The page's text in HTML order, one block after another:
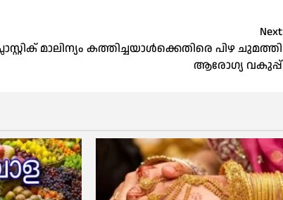
Next
മാലിന്യം കത്തിച്ചയാൾക്കെതിരെ പിഴ ചുമത്തി
ആരോഗ്യ വകുപ്പ്